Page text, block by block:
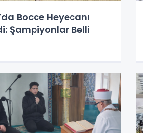
Bocce Heyecanı
Şampiyonlar Belli